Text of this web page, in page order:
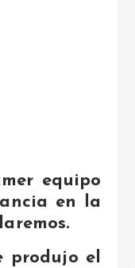
equipo
en la
produjo el